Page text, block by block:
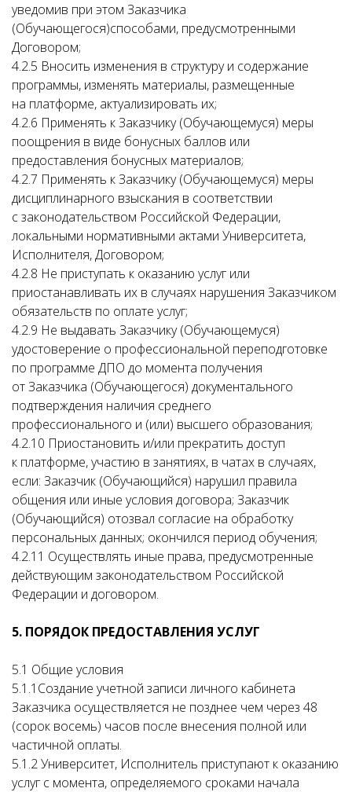
уведомив при этом Заказчика
(Обучающегося)способами, предусмотренными
Договором;
4.2.5 Вносить изменения в структуру и содержание
программы, изменять материалы, размещенные
на платформе, актуализировать их;
4.2.6 Применять к Заказчику (Обучающемуся) меры
поощрения в виде бонусных баллов или
предоставления бонусных материалов;
4.2.7 Применять к Заказчику (Обучающемуся) меры
дисциплинарного взыскания в соответствии
с законодательством Российской Федерации,
локальными нормативными актами Университета,
Исполнителя, Договором;
4.2.8 Не приступать к оказанию услуг или
приостанавливать их в случаях нарушения Заказчиком
обязательств по оплате услуг;
4.2.9 Не выдавать Заказчику (Обучающемуся)
удостоверение о профессиональной переподготовке
по программе ДПО до момента получения
от Заказчика (Обучающегося) документального
подтверждения наличия среднего
профессионального и (или) высшего образования;
4.2.10 Приостановить и/или прекратить доступ
к платформе, участию в занятиях, в чатах в случаях,
если: Заказчик (Обучающийся) нарушил правила
общения или иные условия договора; Заказчик
(Обучающийся) отозвал согласие на обработку
персональных данных; окончился период обучения;
4.2.11 Осуществлять иные права, предусмотренные
действующим законодательством Российской
Федерации и договором.
5. ПОРЯДОК ПРЕДОСТАВЛЕНИЯ УСЛУГ
5.1 Общие условия
5.1.1Создание учетной записи личного кабинета
Заказчика осуществляется не позднее чем через 48
(сорок восемь) часов после внесения полной или
частичной оплаты.
5.1.2 Университет, Исполнитель приступают к оказанию
услуг с момента, определяемого сроками начала